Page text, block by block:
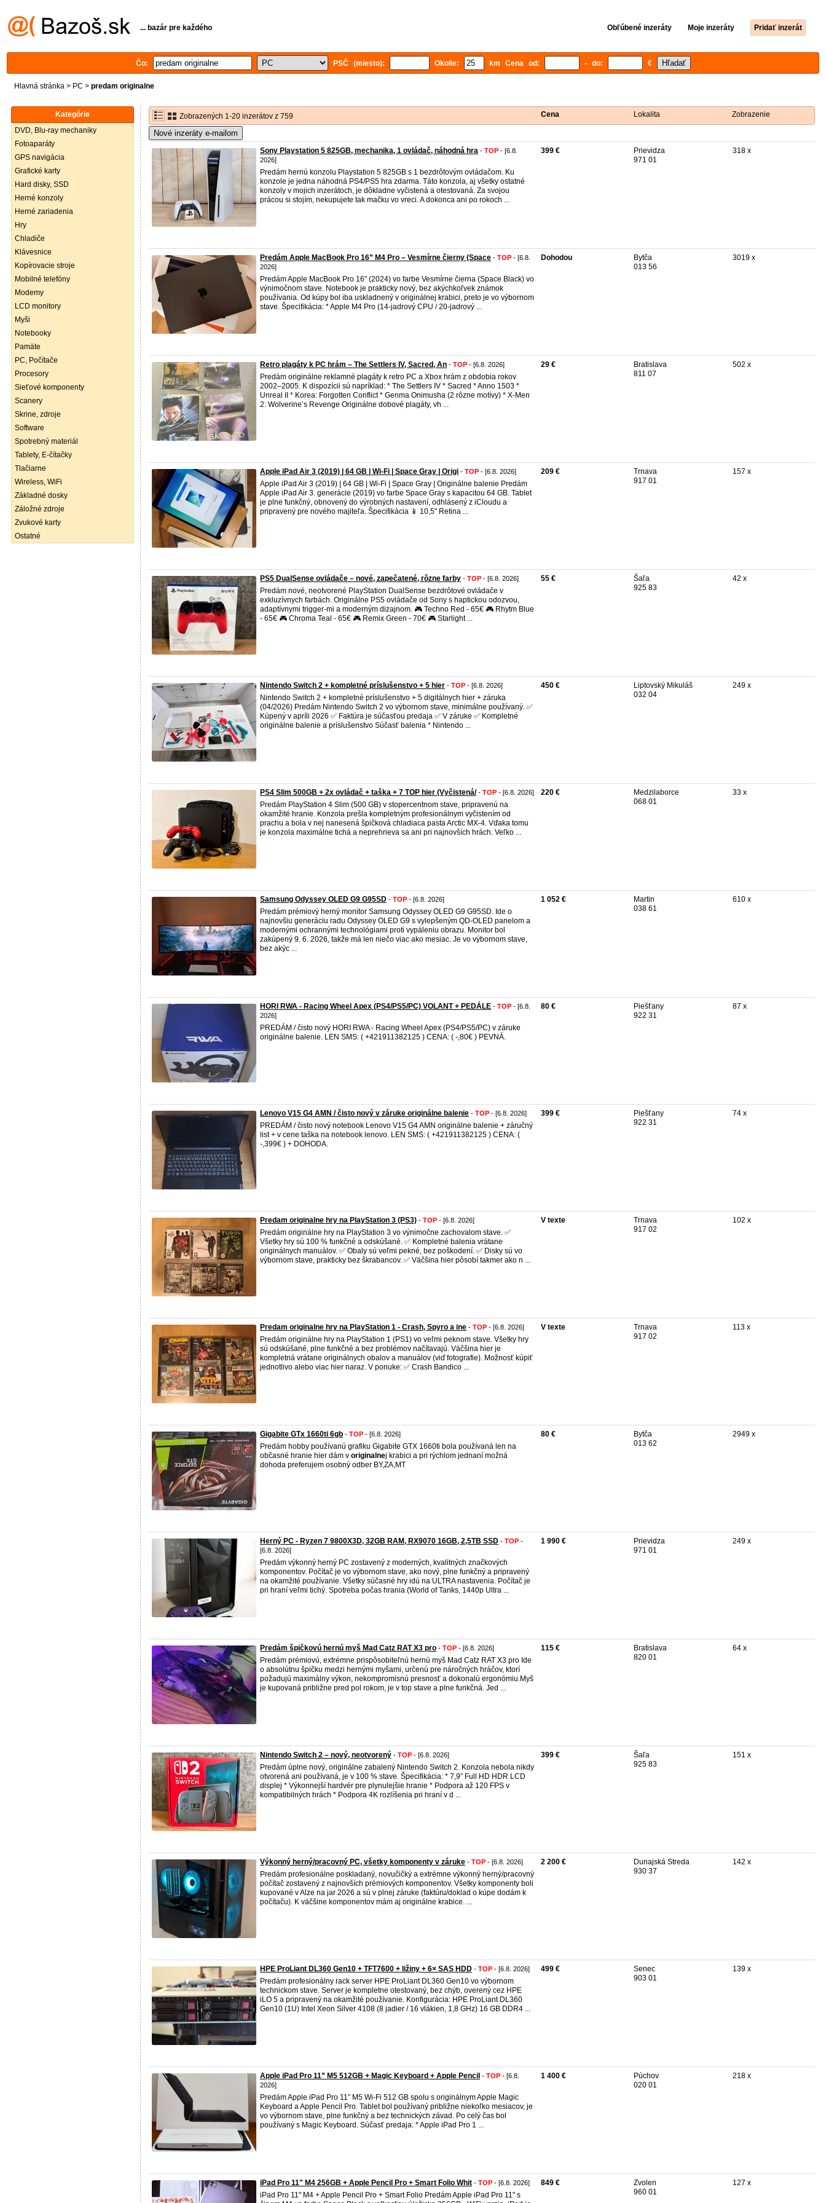
... bazár pre každého Obľúbené inzeráty Moje inzeráty Pridať inzerát
Čo: PSČ (miesto): Okolie: km Cena od: - do: €
Hlavná stránka > PC > predam originalne
Kategórie
DVD, Blu-ray mechaniky
Fotoaparáty
GPS navigácia
Grafické karty
Hard disky, SSD
Herné konzoly
Herné zariadenia
Hry
Chladiče
Klávesnice
Kopírovacie stroje
Mobilné telefóny
Modemy
LCD monitory
Myši
Notebooky
Pamäte
PC, Počítače
Procesory
Sieťové komponenty
Scanery
Skrine, zdroje
Software
Spotrebný materiál
Tablety, E-čítačky
Tlačiarne
Wireless, WiFi
Základné dosky
Záložné zdroje
Zvukové karty
Ostatné
Zobrazených 1-20 inzerátov z 759 Cena Lokalita Zobrazenie
Nové inzeráty e-mailom
Sony Playstation 5 825GB, mechanika, 1 ovládač, náhodná hra - TOP - [6.8.
2026]
Predám hernú konzolu Playstation 5 825GB s 1 bezdrôtovým ovládačom. Ku
konzole je jedna náhodná PS4/PS5 hra zdarma. Táto konzola, aj všetky ostatné
konzoly v mojich inzerátoch, je dôkladne vyčistená a otestovaná. Za svojou
prácou si stojím, nekupujete tak mačku vo vreci. A dokonca ani po rokoch ...
399 €
Prievidza
971 01
318 x
Predám Apple MacBook Pro 16” M4 Pro – Vesmírne čierny (Space - TOP - [6.8.
2026]
Predám Apple MacBook Pro 16” (2024) vo farbe Vesmírne čierna (Space Black) vo
výnimočnom stave. Notebook je prakticky nový, bez akýchkoľvek známok
používania. Od kúpy bol iba uskladnený v originálnej krabici, preto je vo výbornom
stave. Špecifikácia: * Apple M4 Pro (14-jadrový CPU / 20-jadrový ...
Dohodou
Bytča
013 56
3019 x
Retro plagáty k PC hrám – The Settlers IV, Sacred, An - TOP - [6.8. 2026]
Predám originálne reklamné plagáty k retro PC a Xbox hrám z obdobia rokov
2002–2005. K dispozícii sú napríklad: * The Settlers IV * Sacred * Anno 1503 *
Unreal II * Korea: Forgotten Conflict * Genma Onimusha (2 rôzne motívy) * X-Men
2: Wolverine’s Revenge Originálne dobové plagáty, vh ...
29 €
Bratislava
811 07
502 x
Apple iPad Air 3 (2019) | 64 GB | Wi-Fi | Space Gray | Origi - TOP - [6.8. 2026]
Apple iPad Air 3 (2019) | 64 GB | Wi-Fi | Space Gray | Originálne balenie Predám
Apple iPad Air 3. generácie (2019) vo farbe Space Gray s kapacitou 64 GB. Tablet
je plne funkčný, obnovený do výrobných nastavení, odhlásený z iCloudu a
pripravený pre nového majiteľa. Špecifikácia 📱 10,5" Retina ...
209 €
Trnava
917 01
157 x
PS5 DualSense ovládače – nové, zapečatené, rôzne farby - TOP - [6.8. 2026]
Predám nové, neotvorené PlayStation DualSense bezdrôtové ovládače v
exkluzívnych farbách. Originálne PS5 ovládače od Sony s haptickou odozvou,
adaptívnymi trigger-mi a moderným dizajnom. 🎮 Techno Red - 65€ 🎮 Rhytm Blue
- 65€ 🎮 Chroma Teal - 65€ 🎮 Remix Green - 70€ 🎮 Starlight ...
55 €
Šaľa
925 83
42 x
Nintendo Switch 2 + kompletné príslušenstvo + 5 hier - TOP - [6.8. 2026]
Nintendo Switch 2 + kompletné príslušenstvo + 5 digitálnych hier + záruka
(04/2026) Predám Nintendo Switch 2 vo výbornom stave, minimálne používaný. ✅
Kúpený v apríli 2026 ✅ Faktúra je súčasťou predaja ✅ V záruke ✅ Kompletné
originálne balenie a príslušenstvo Súčasť balenia * Nintendo ...
450 €
Liptovský Mikuláš
032 04
249 x
PS4 Slim 500GB + 2x ovládač + taška + 7 TOP hier (Vyčistená/- TOP - [6.8. 2026]
Predám PlayStation 4 Slim (500 GB) v stopercentnom stave, pripravenú na
okamžité hranie. Konzola prešla kompletným profesionálnym vyčistením od
prachu a bola v nej nanesená špičková chladiaca pasta Arctic MX-4. Vďaka tomu
je konzola maximálne tichá a neprehrieva sa ani pri najnovších hrách. Veľko ...
220 €
Medzilaborce
068 01
33 x
Samsung Odyssey OLED G9 G95SD - TOP - [6.8. 2026]
Predám prémiový herný monitor Samsung Odyssey OLED G9 G95SD. Ide o
najnovšiu generáciu radu Odyssey OLED G9 s vylepšeným QD-OLED panelom a
modernými ochrannými technológiami proti vypáleniu obrazu. Monitor bol
zakúpený 9. 6. 2026, takže má len niečo viac ako mesiac. Je vo výbornom stave,
bez akýc ...
1 052 €
Martin
038 61
610 x
HORI RWA - Racing Wheel Apex (PS4/PS5/PC) VOLANT + PEDÁLE - TOP - [6.8.
2026]
PREDÁM / čisto nový HORI RWA - Racing Wheel Apex (PS4/PS5/PC) v záruke
originálne balenie. LEN SMS: ( +421911382125 ) CENA: ( -,80€ ) PEVNÁ.
80 €
Piešťany
922 31
87 x
Lenovo V15 G4 AMN / čisto nový v záruke originálne balenie - TOP - [6.8. 2026]
PREDÁM / čisto nový notebook Lenovo V15 G4 AMN originálne balenie + záručný
list + v cene taška na notebook lenovo. LEN SMS: ( +421911382125 ) CENA: (
-,399€ ) + DOHODA.
399 €
Piešťany
922 31
74 x
Predam originalne hry na PlayStation 3 (PS3) - TOP - [6.8. 2026]
Predám originálne hry na PlayStation 3 vo výnimočne zachovalom stave. ✅
Všetky hry sú 100 % funkčné a odskúšané. ✅ Kompletné balenia vrátane
originálnych manuálov. ✅ Obaly sú veľmi pekné, bez poškodení. ✅ Disky sú vo
výbornom stave, prakticky bez škrabancov. ✅ Väčšina hier pôsobí takmer ako n ...
V texte
Trnava
917 02
102 x
Predam originalne hry na PlayStation 1 - Crash, Spyro a ine - TOP - [6.8. 2026]
Predám originálne hry na PlayStation 1 (PS1) vo veľmi peknom stave. Všetky hry
sú odskúšané, plne funkčné a bez problémov načítavajú. Väčšina hier je
kompletná vrátane originálnych obalov a manuálov (viď fotografie). Možnosť kúpiť
jednotlivo alebo viac hier naraz. V ponuke: ✅ Crash Bandico ...
V texte
Trnava
917 02
113 x
Gigabite GTx 1660ti 6gb - TOP - [6.8. 2026]
Predám hobby používanú grafiku Gigabite GTX 1660ti bola používaná len na
občasné hranie hier dám v originalnej krabici a pri rýchlom jednaní možná
dohoda preferujem osobný odber BY,ZA,MT
80 €
Bytča
013 62
2949 x
Herný PC - Ryzen 7 9800X3D, 32GB RAM, RX9070 16GB, 2,5TB SSD - TOP -
[6.8. 2026]
Predám výkonný herný PC zostavený z moderných, kvalitných značkových
komponentov. Počítač je vo výbornom stave, ako nový, plne funkčný a pripravený
na okamžité používanie. Všetky súčasné hry idú na ULTRA nastavenia. Počítač je
pri hraní veľmi tichý. Spotreba počas hrania (World of Tanks, 1440p Ultra ...
1 990 €
Prievidza
971 01
249 x
Predám špičkovú hernú myš Mad Catz RAT X3 pro - TOP - [6.8. 2026]
Predám prémiovú, extrémne prispôsobiteľnú hernú myš Mad Catz RAT X3 pro Ide
o absolútnu špičku medzi hernými myšami, určenú pre náročných hráčov, ktorí
požadujú maximálny výkon, nekompromisnú presnosť a dokonalú ergonómiu. ​Myš
je kupovaná približne pred pol rokom, je v top stave a plne funkčná. Jed ...
115 €
Bratislava
820 01
64 x
Nintendo Switch 2 – nový, neotvorený - TOP - [6.8. 2026]
Predám úplne nový, originálne zabalený Nintendo Switch 2. Konzola nebola nikdy
otvorená ani používaná, je v 100 % stave. Špecifikácia: * 7,9” Full HD HDR LCD
displej * Výkonnejší hardvér pre plynulejšie hranie * Podpora až 120 FPS v
kompatibilných hrách * Podpora 4K rozlíšenia pri hraní v d ...
399 €
Šaľa
925 83
151 x
Výkonný herný/pracovný PC, všetky komponenty v záruke - TOP - [6.8. 2026]
Predám profesionálne poskladaný, novučičký a extrémne výkonný herný/pracovný
počítač zostavený z najnovších prémiových komponentov. Všetky komponenty boli
kupované v Alze na jar 2026 a sú v plnej záruke (faktúru/doklad o kúpe dodám k
počítaču). K väčšine komponentov mám aj originálne krabice. ...
2 200 €
Dunajská Streda
930 37
142 x
HPE ProLiant DL360 Gen10 + TFT7600 + ližiny + 6× SAS HDD - TOP - [6.8. 2026]
Predám profesionálny rack server HPE ProLiant DL360 Gen10 vo výbornom
technickom stave. Server je kompletne otestovaný, bez chýb, overený cez HPE
iLO 5 a pripravený na okamžité používanie. Konfigurácia: HPE ProLiant DL360
Gen10 (1U) Intel Xeon Silver 4108 (8 jadier / 16 vlákien, 1,8 GHz) 16 GB DDR4 ...
499 €
Senec
903 01
139 x
Apple iPad Pro 11” M5 512GB + Magic Keyboard + Apple Pencil - TOP - [6.8.
2026]
Predám Apple iPad Pro 11” M5 Wi-Fi 512 GB spolu s originálnym Apple Magic
Keyboard a Apple Pencil Pro. Tablet bol používaný približne niekoľko mesiacov, je
vo výbornom stave, plne funkčný a bez technických závad. Po celý čas bol
používaný s Magic Keyboard. Súčasť predaja: * Apple iPad Pro 1 ...
1 400 €
Púchov
020 01
218 x
iPad Pro 11" M4 256GB + Apple Pencil Pro + Smart Folio Whit - TOP - [6.8. 2026]
iPad Pro 11" M4 + Apple Pencil Pro + Smart Folio Predám Apple iPad Pro 11" s
849 €
Zvolen
960 01
127 x